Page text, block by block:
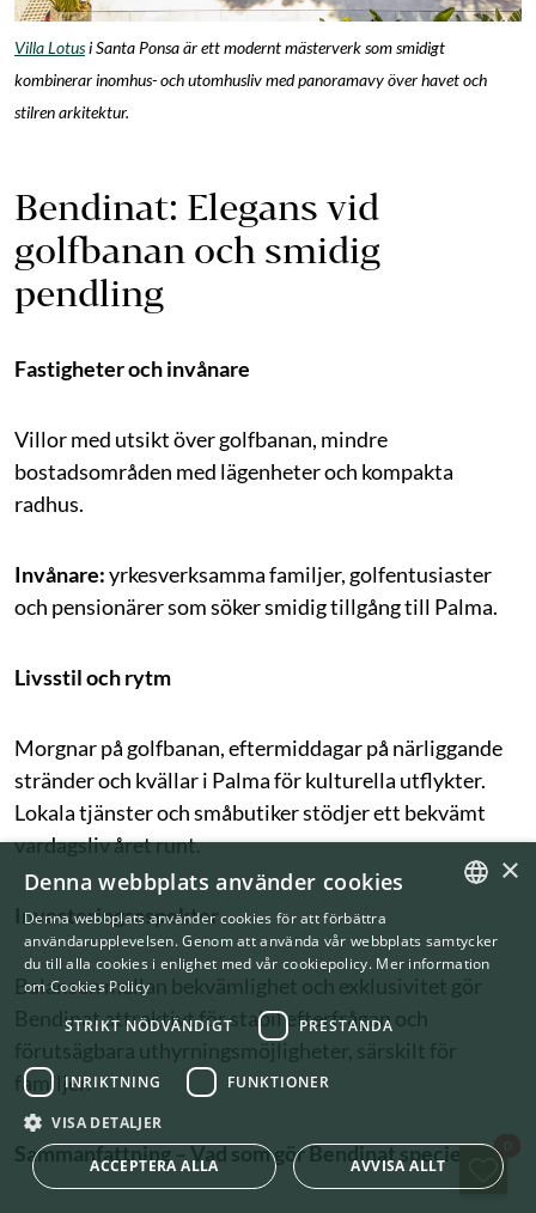
Villa Lotusi Santa Ponsa är ett modernt mästerverk som smidigt
kombinerar inomhus- och utomhusliv med panoramavy över havet och
stilren arkitektur.
Bendinat: Elegans vid
golfbanan och smidig
pendling
Fastigheter och invånare
Villor med utsikt över golfbanan, mindre
bostadsområden med lägenheter och kompakta
radhus.
Invånare:yrkesverksamma familjer, golfentusiaster
och pensionärer som söker smidig tillgång till Palma.
Livsstil och rytm
Morgnar på golfbanan, eftermiddagar på närliggande
stränder och kvällar i Palma för kulturella utflykter.
Lokala tjänster och småbutiker stödjer ett bekvämt
vardagsliv året runt.
Investeringsaspekter
Balansen mellan bekvämlighet och exklusivitet gör
Bendinat attraktivt för stabil efterfrågan och
förutsägbara uthyrningsmöjligheter, särskilt för
familjer.
Sammanfattning – Vad som gör Bendinat speciellt
ENGLISH
SWEDISH
×
Denna webbplats använder cookies
Denna webbplats använder cookies för att förbättra
användarupplevelsen. Genom att använda vår webbplats samtycker
du till alla cookies i enlighet med vår cookiepolicy. Mer information
om Cookies Policy
STRIKT NÖDVÄNDIGT
PRESTANDA
INRIKTNING FUNKTIONER
VISA DETALJER
ACCEPTERA ALLA AVVISA ALLT